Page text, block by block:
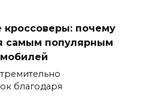
кроссоверы: почему
самым популярным
благодаря